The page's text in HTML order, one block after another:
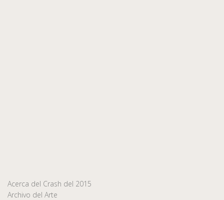
Acerca del Crash del 2015
Archivo del Arte